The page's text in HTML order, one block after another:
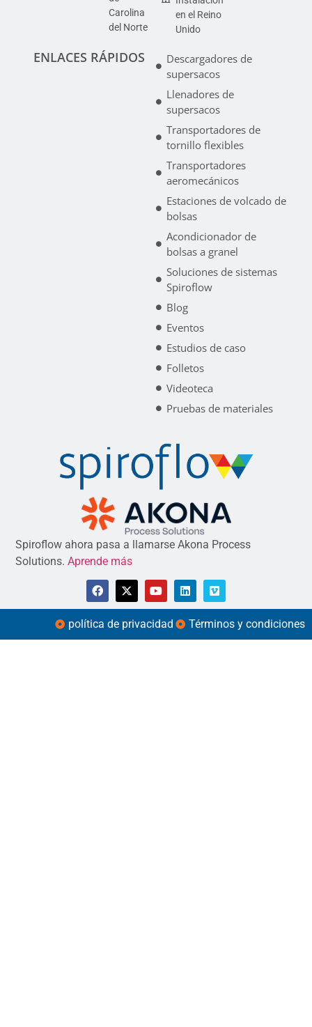
Carolina
del Norte
en el Reino
Unido
ENLACES RÁPIDOS
Descargadores de
supersacos
Llenadores de
supersacos
Transportadores de
tornillo flexibles
Transportadores
aeromecánicos
Estaciones de volcado de
bolsas
Acondicionador de
bolsas a granel
Soluciones de sistemas
Spiroflow
Blog
Eventos
Estudios de caso
Folletos
Videoteca
Pruebas de materiales
Spiroflow ahora pasa a llamarse Akona Process
Solutions.Aprende más
política de privacidad Términos y condiciones